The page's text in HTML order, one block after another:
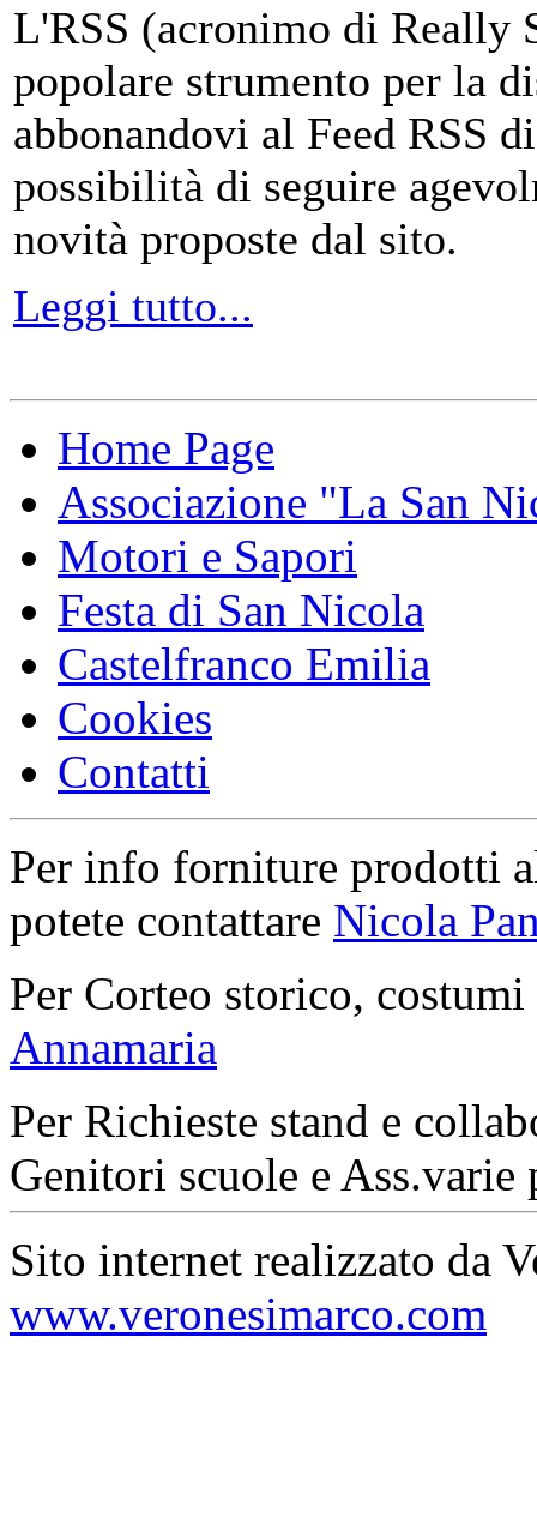
L'RSS (acronimo di Really
popolare strumento per la
abbonandovi al Feed RSS
possibilità di seguire
novità proposte dal sito.
Leggi tutto...
Home Page
Associazione "La San
Motori e Sapori
Festa di San Nicola
Castelfranco Emilia
Cookies
Contatti
Per info forniture prodotti
potete contattare Nicola
Per Corteo storico,
Annamaria
Per Richieste stand e
Genitori scuole e Ass.varie
Sito internet realizzato da
www.veronesimarco.com